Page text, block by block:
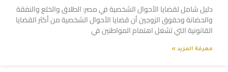
دليل شامل لقضايا الأحوال الشخصية في مصر: الطلاق والخلع والنفقة
والحضانة وحقوق الزوجين أن قضايا الأحوال الشخصية من أكثر القضايا
القانونية التي تشغل اهتمام المواطنين في
معرفة المزيد »